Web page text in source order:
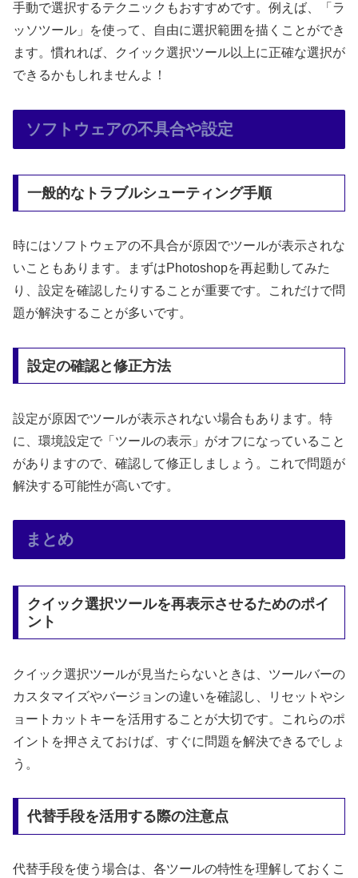
手動で選択するテクニックもおすすめです。例えば、「ラ
ッソツール」を使って、自由に選択範囲を描くことができ
ます。慣れれば、クイック選択ツール以上に正確な選択が
できるかもしれませんよ！
ソフトウェアの不具合や設定
一般的なトラブルシューティング手順
時にはソフトウェアの不具合が原因でツールが表示されな
いこともあります。まずはPhotoshopを再起動してみた
り、設定を確認したりすることが重要です。これだけで問
題が解決することが多いです。
設定の確認と修正方法
設定が原因でツールが表示されない場合もあります。特
に、環境設定で「ツールの表示」がオフになっていること
がありますので、確認して修正しましょう。これで問題が
解決する可能性が高いです。
まとめ
クイック選択ツールを再表示させるためのポイ
ント
クイック選択ツールが見当たらないときは、ツールバーの
カスタマイズやバージョンの違いを確認し、リセットやシ
ョートカットキーを活用することが大切です。これらのポ
イントを押さえておけば、すぐに問題を解決できるでしょ
う。
代替手段を活用する際の注意点
代替手段を使う場合は、各ツールの特性を理解しておくこ